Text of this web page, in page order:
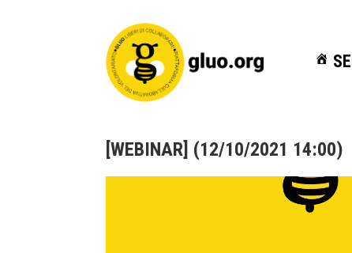
[WEBINAR] (12/10/2021 14:00)